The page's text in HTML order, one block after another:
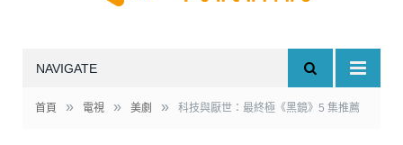
NAVIGATE
首頁 » 電視 » 美劇 » 科技與厭世：最終極《黑鏡》5 集推薦